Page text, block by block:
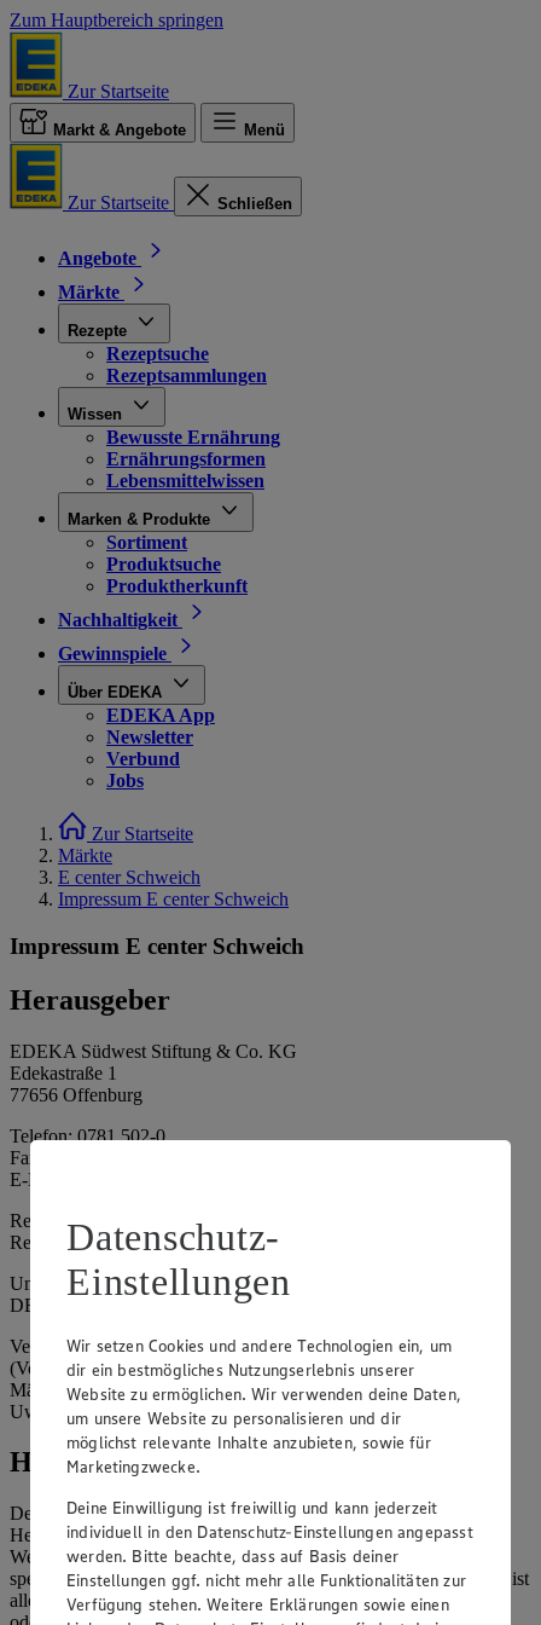
Zum Hauptbereich springen
Zur Startseite
Markt & Angebote Menü
Zur Startseite Schließen
Angebote
Märkte
Rezepte
Rezeptsuche
Rezeptsammlungen
Wissen
Bewusste Ernährung
Ernährungsformen
Lebensmittelwissen
Marken & Produkte
Sortiment
Produktsuche
Produktherkunft
Nachhaltigkeit
Gewinnspiele
Über EDEKA
EDEKA App
Newsletter
Verbund
Jobs
Zur Startseite
Märkte
E center Schweich
Impressum E center Schweich
Impressum E center Schweich
Herausgeber
EDEKA Südwest Stiftung & Co. KG
Edekastraße 1
77656 Offenburg
Telefon: 0781 502-0
Fax: 0781 502-6180
E-Mail: kundenservice@edeka-suedwest.de
Registergericht: Amtsgericht Freiburg i.B.
Registernummer: HRA 707629
Umsatzsteuer-Identifikationsnummer gem. § 27a UStG:
DE815916131
Vertretungsberechtigte: Rainer Huber (Sprecher)
(Vorstandsmitglied), Klaus Fickert (Vorstandsmitglied), Jürgen
Mäder (Vorstandsmitglied), Patrick Mogck (Vorstandsmitglied),
Uwe Kohler
Hinweise
Der Inhalt dieser Website ist urheberrechtlich geschützt. Der
Herausgeber gewährt Ihnen jedoch das Recht, den auf dieser
Website bereitgestellten Text ganz oder ausschnittsweise zu
speichern und zu vervielfältigen. Aus Gründen des Urheberrechts ist
allerdings die Speicherung und Vervielfältigung von Bildmaterial
Datenschutz-
Einstellungen
Wir setzen Cookies und andere Technologien ein, um
dir ein bestmögliches Nutzungserlebnis unserer
Website zu ermöglichen. Wir verwenden deine Daten,
um unsere Website zu personalisieren und dir
möglichst relevante Inhalte anzubieten, sowie für
Marketingzwecke.
Deine Einwilligung ist freiwillig und kann jederzeit
individuell in den Datenschutz-Einstellungen angepasst
werden. Bitte beachte, dass auf Basis deiner
Einstellungen ggf. nicht mehr alle Funktionalitäten zur
Verfügung stehen. Weitere Erklärungen sowie einen